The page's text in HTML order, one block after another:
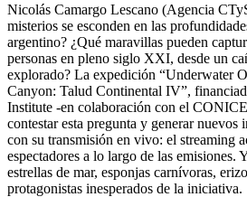
Nicolás Camargo Lescano (Agencia
misterios se esconden en las
argentino? ¿Qué maravillas pueden
personas en pleno siglo XXI, desde un
explorado? La expedición “Underwater
Canyon: Talud Continental IV”,
Institute -en colaboración con el
contestar esta pregunta y generar nuevos
con su transmisión en vivo: el streaming
espectadores a lo largo de las emisiones.
estrellas de mar, esponjas carnívoras,
protagonistas inesperados de la iniciativa.